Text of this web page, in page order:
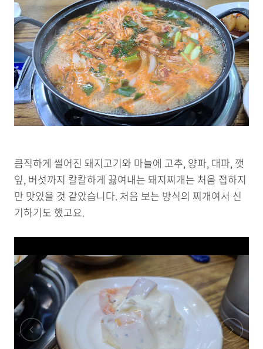
큼직하게 썰어진 돼지고기와 마늘에 고추, 양파, 대파, 깻
잎, 버섯까지 칼칼하게 끓여내는 돼지찌개는 처음 접하지
만 맛있을 것 같았습니다. 처음 보는 방식의 찌개여서 신
기하기도 했고요.